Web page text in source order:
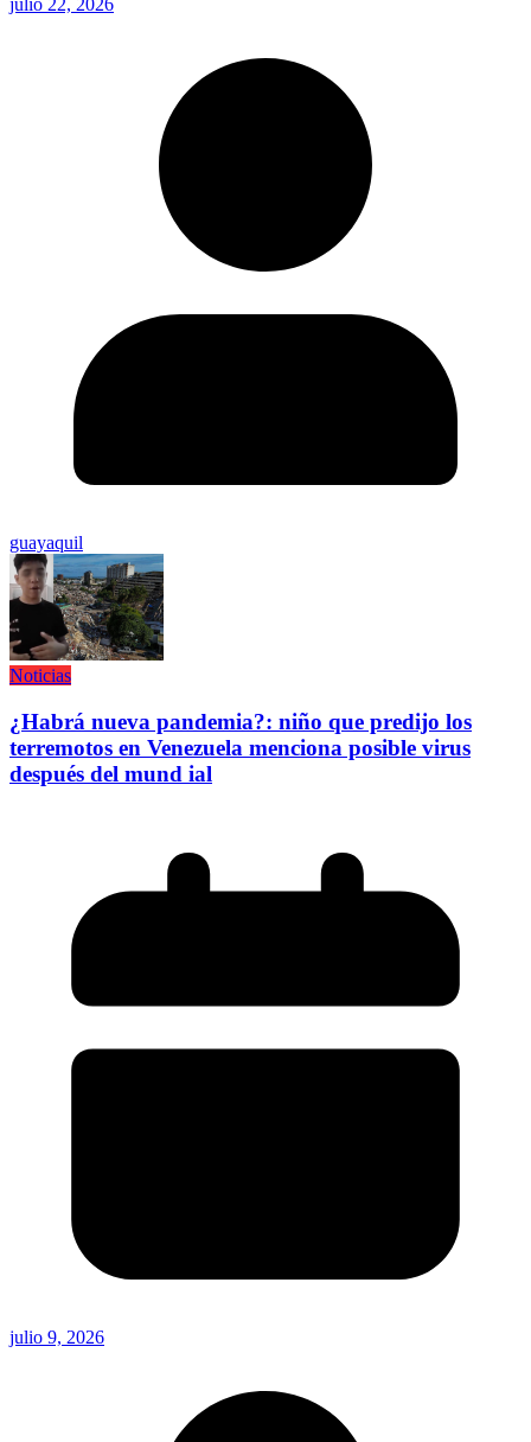
julio 22, 2026
guayaquil
Noticias
¿Habrá nueva pandemia?: niño que predijo los
terremotos en Venezuela menciona posible virus
después del mund ial
julio 9, 2026